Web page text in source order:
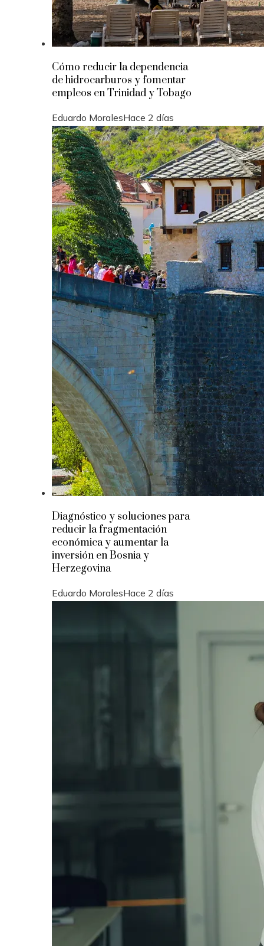
Cómo reducir la dependencia
de hidrocarburos y fomentar
empleos en Trinidad y Tobago
Eduardo MoralesHace 2 días
Diagnóstico y soluciones para
reducir la fragmentación
económica y aumentar la
inversión en Bosnia y
Herzegovina
Eduardo MoralesHace 2 días